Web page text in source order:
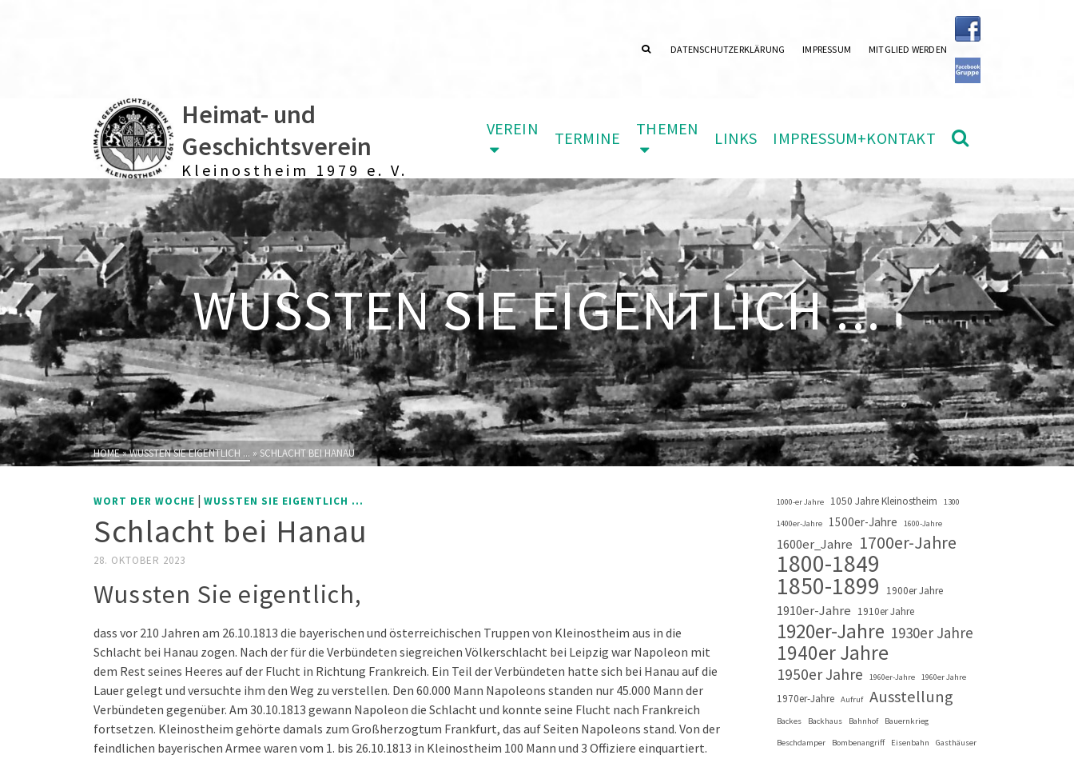
DATENSCHUTZERKLÄRUNG IMPRESSUM MITGLIED WERDEN
Heimat- und
Geschichtsverein
Kleinostheim 1979 e. V.
VEREIN TERMINE THEMEN LINKS IMPRESSUM+KONTAKT
WUSSTEN SIE EIGENTLICH ...
HOME»WUSSTEN SIE EIGENTLICH ... » SCHLACHT BEI HANAU
WORT DER WOCHE | WUSSTEN SIE EIGENTLICH ...
Schlacht bei Hanau
28. OKTOBER 2023
Wussten Sie eigentlich,
dass vor 210 Jahren am 26.10.1813 die bayerischen und österreichischen Truppen von Kleinostheim aus in die
Schlacht bei Hanau zogen. Nach der für die Verbündeten siegreichen Völkerschlacht bei Leipzig war Napoleon mit
dem Rest seines Heeres auf der Flucht in Richtung Frankreich. Ein Teil der Verbündeten hatte sich bei Hanau auf die
Lauer gelegt und versuchte ihm den Weg zu verstellen. Den 60.000 Mann Napoleons standen nur 45.000 Mann der
Verbündeten gegenüber. Am 30.10.1813 gewann Napoleon die Schlacht und konnte seine Flucht nach Frankreich
fortsetzen. Kleinostheim gehörte damals zum Großherzogtum Frankfurt, das auf Seiten Napoleons stand. Von der
feindlichen bayerischen Armee waren vom 1. bis 26.10.1813 in Kleinostheim 100 Mann und 3 Offiziere einquartiert.
1000-er Jahre 1050 Jahre Kleinostheim 1300
1400er-Jahre 1500er-Jahre 1600-Jahre
1600er_Jahre 1700er-Jahre
1800-1849
1850-1899 1900er Jahre
1910er-Jahre 1910er Jahre
1920er-Jahre 1930er Jahre
1940er Jahre
1950er Jahre 1960er-Jahre 1960er Jahre
1970er-Jahre Aufruf Ausstellung
Backes Backhaus Bahnhof Bauernkrieg
Beschdamper Bombenangriff Eisenbahn Gasthäuser